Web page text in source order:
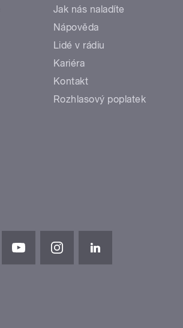
Jak nás naladíte
Nápověda
Lidé v rádiu
Kariéra
Kontakt
Rozhlasový poplatek